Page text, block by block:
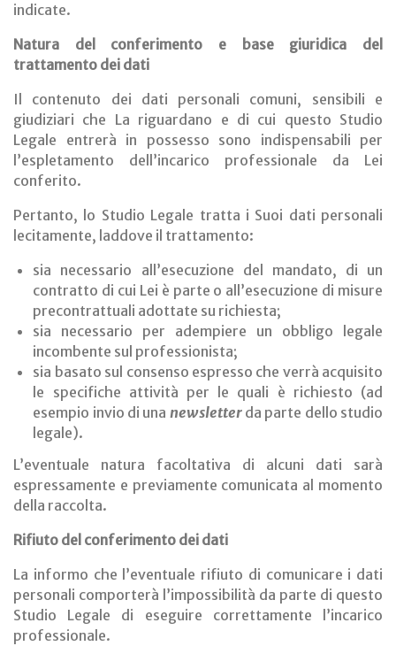
indicate.
Natura del conferimento e base giuridica del
trattamento dei dati
Il contenuto dei dati personali comuni, sensibili e
giudiziari che La riguardano e di cui questo Studio
Legale entrerà in possesso sono indispensabili per
l’espletamento dell’incarico professionale da Lei
conferito.
Pertanto, lo Studio Legale tratta i Suoi dati personali
lecitamente, laddove il trattamento:
sia necessario all’esecuzione del mandato, di un
contratto di cui Lei è parte o all’esecuzione di misure
precontrattuali adottate su richiesta;
sia necessario per adempiere un obbligo legale
incombente sul professionista;
sia basato sul consenso espresso che verrà acquisito
le specifiche attività per le quali è richiesto (ad
esempio invio di una newsletterda parte dello studio
legale).
L’eventuale natura facoltativa di alcuni dati sarà
espressamente e previamente comunicata al momento
della raccolta.
Rifiuto del conferimento dei dati
La informo che l’eventuale rifiuto di comunicare i dati
personali comporterà l’impossibilità da parte di questo
Studio Legale di eseguire correttamente l’incarico
professionale.